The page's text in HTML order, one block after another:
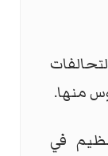
منها.
في